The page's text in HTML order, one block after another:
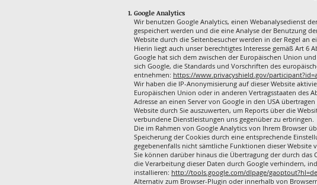
Google Analytics
Wir benutzen Google Analytics, einen Webanalysedienst
gespeichert werden und die eine Analyse der Benutzung
Website durch die Seitenbesucher werden in der Regel an
Hierin liegt auch unser berechtigtes Interesse gemäß Art 6
Google hat sich dem zwischen der Europäischen Union
sich Google, die Standards und Vorschriften des
entnehmen: https://www.privacyshield.gov/
Wir haben die IP-Anonymisierung auf dieser Website
Europäischen Union oder in anderen Vertragsstaaten des
Adresse an einen Server von Google in den USA
Website durch Sie auszuwerten, um Reports über die
verbundene Dienstleistungen uns gegenüber zu erbringen.
Die im Rahmen von Google Analytics von Ihrem Browser
Speicherung der Cookies durch eine entsprechende
gegebenenfalls nicht sämtliche Funktionen dieser
Sie können darüber hinaus die Übertragung der durch das
die Verarbeitung dieser Daten durch Google verhindern,
installieren: http://tools.google.com/dlpage/gaoptout?hl=de
Alternativ zum Browser-Plugin oder innerhalb von